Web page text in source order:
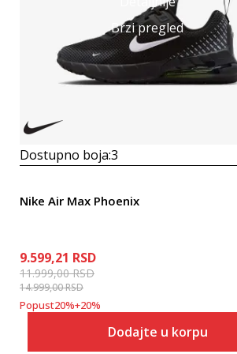
Brzi pregled
Dostupno boja:3
Nike Air Max Phoenix
9.599,21 RSD
11.999,00RSD
14.999,00RSD
Popust20%+20%
Dodajte u korpu